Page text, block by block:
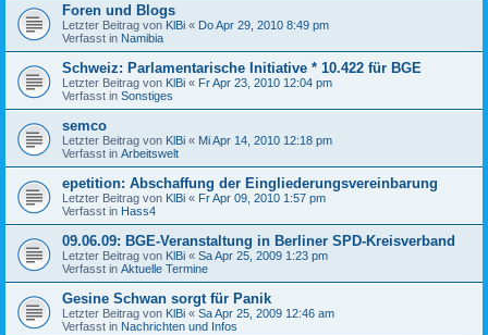
Foren und Blogs
Letzter Beitrag von KlBi « Do Apr 29, 2010 8:49 pm
Verfasst in Namibia
Schweiz: Parlamentarische Initiative * 10.422 für BGE
Letzter Beitrag von KlBi « Fr Apr 23, 2010 12:04 pm
Verfasst in Sonstiges
semco
Letzter Beitrag von KlBi « Mi Apr 14, 2010 12:18 pm
Verfasst in Arbeitswelt
epetition: Abschaffung der Eingliederungsvereinbarung
Letzter Beitrag von KlBi « Fr Apr 09, 2010 1:57 pm
Verfasst in Hass4
09.06.09: BGE-Veranstaltung in Berliner SPD-Kreisverband
Letzter Beitrag von KlBi « Sa Apr 25, 2009 1:23 pm
Verfasst in Aktuelle Termine
Gesine Schwan sorgt für Panik
Letzter Beitrag von KlBi « Sa Apr 25, 2009 12:46 am
Verfasst in Nachrichten und Infos